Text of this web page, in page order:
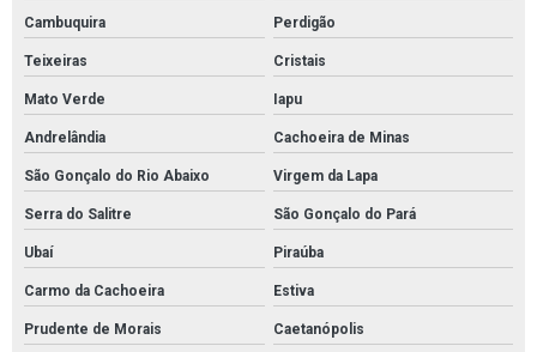
Cambuquira Perdigão
Teixeiras Cristais
Mato Verde Iapu
Andrelândia Cachoeira de Minas
São Gonçalo do Rio Abaixo Virgem da Lapa
Serra do Salitre São Gonçalo do Pará
Ubaí Piraúba
Carmo da Cachoeira Estiva
Prudente de Morais Caetanópolis